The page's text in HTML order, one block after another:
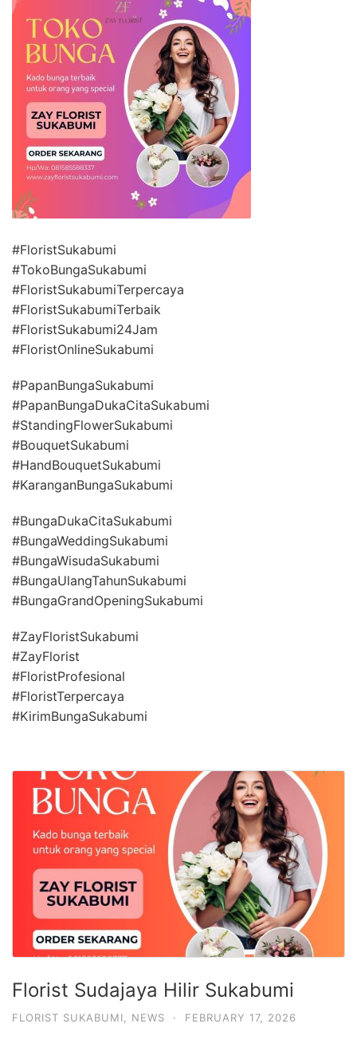
#FloristSukabumi
#TokoBungaSukabumi
#FloristSukabumiTerpercaya
#FloristSukabumiTerbaik
#FloristSukabumi24Jam
#FloristOnlineSukabumi
#PapanBungaSukabumi
#PapanBungaDukaCitaSukabumi
#StandingFlowerSukabumi
#BouquetSukabumi
#HandBouquetSukabumi
#KaranganBungaSukabumi
#BungaDukaCitaSukabumi
#BungaWeddingSukabumi
#BungaWisudaSukabumi
#BungaUlangTahunSukabumi
#BungaGrandOpeningSukabumi
#ZayFloristSukabumi
#ZayFlorist
#FloristProfesional
#FloristTerpercaya
#KirimBungaSukabumi
Florist Sudajaya Hilir Sukabumi
FLORIST SUKABUMI, NEWS · FEBRUARY 17, 2026